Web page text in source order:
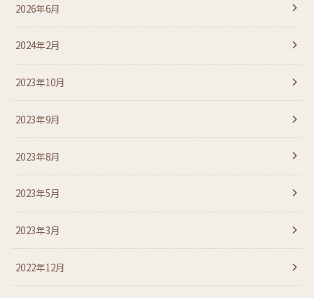
2026年6月
2024年2月
2023年10月
2023年9月
2023年8月
2023年5月
2023年3月
2022年12月